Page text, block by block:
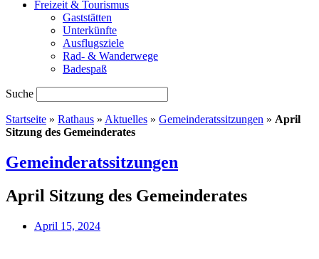
Freizeit & Tourismus
Gaststätten
Unterkünfte
Ausflugsziele
Rad- & Wanderwege
Badespaß
Suche
Startseite » Rathaus » Aktuelles » Gemeinderatssitzungen » April
Sitzung des Gemeinderates
Gemeinderatssitzungen
April Sitzung des Gemeinderates
April 15, 2024